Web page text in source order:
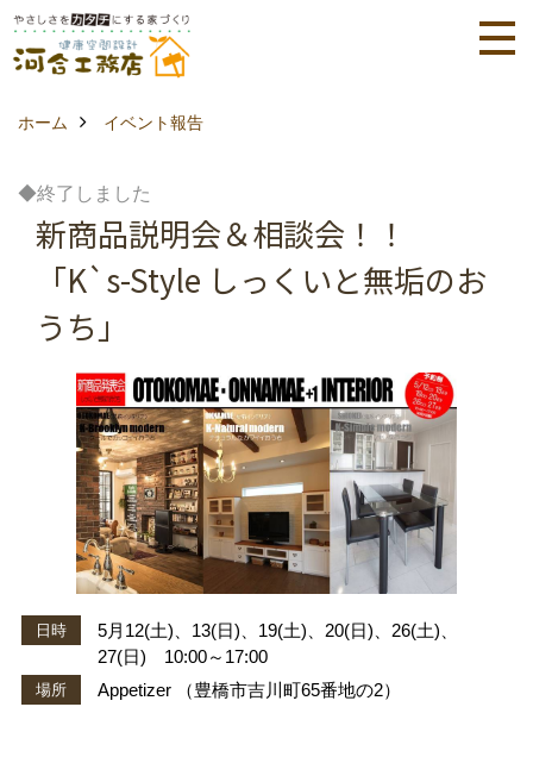
ホーム イベント報告
◆終了しました
新商品説明会＆相談会！！
「K`s-Style しっくいと無垢のお
うち」
日時
5月12(土)、13(日)、19(土)、20(日)、26(土)、
27(日) 10:00～17:00
場所 Appetizer （豊橋市吉川町65番地の2）